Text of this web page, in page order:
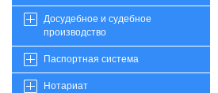
Досудебное и судебное
производство
Паспортная система
Нотариат